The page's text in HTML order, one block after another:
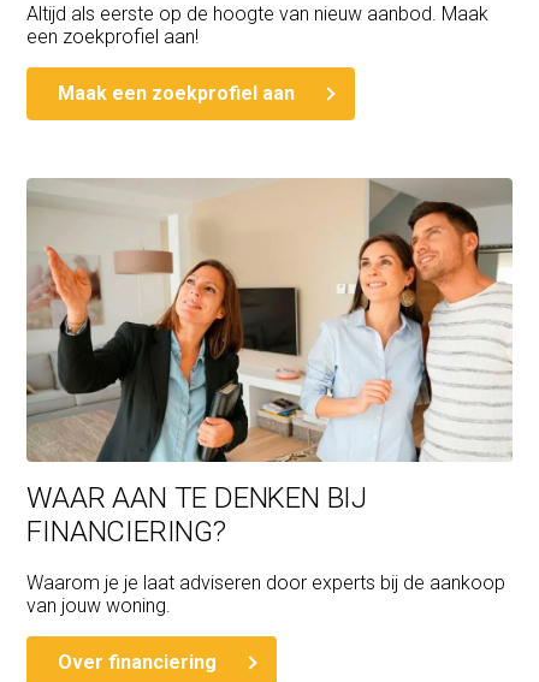
Altijd als eerste op de hoogte van nieuw aanbod. Maak
een zoekprofiel aan!
Maak een zoekprofiel aan
WAAR AAN TE DENKEN BIJ
FINANCIERING?
Waarom je je laat adviseren door experts bij de aankoop
van jouw woning.
Over financiering